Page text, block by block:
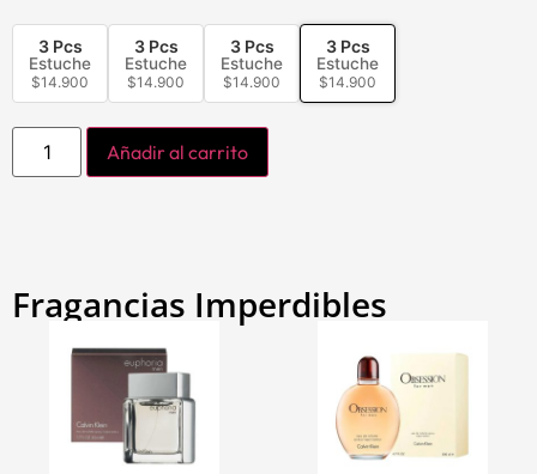
3 Pcs
Estuche
$14.900
3 Pcs
Estuche
$14.900
3 Pcs
Estuche
$14.900
3 Pcs
Estuche
$14.900
Añadir al carrito
Fragancias Imperdibles